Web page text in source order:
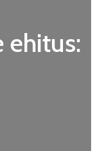
ehitus: